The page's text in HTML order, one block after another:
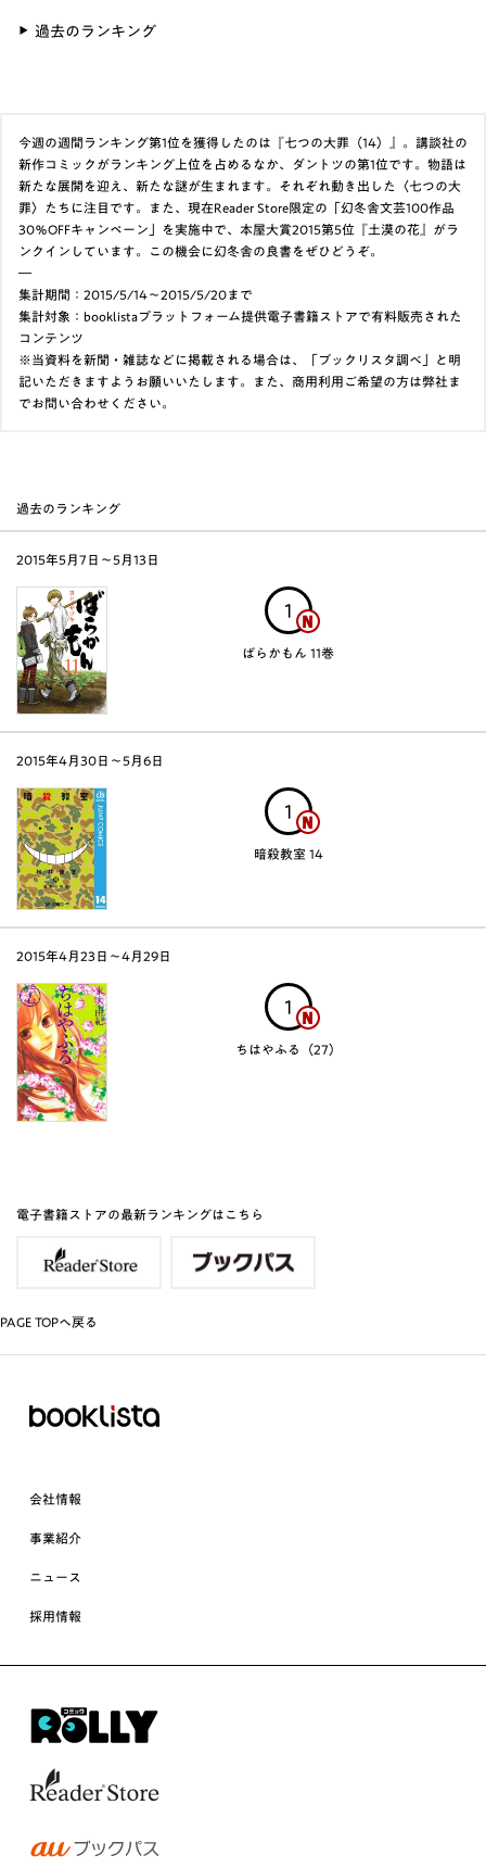
過去のランキング
今週の週間ランキング第1位を獲得したのは『七つの大罪（14）』。講談社の
新作コミックがランキング上位を占めるなか、ダントツの第1位です。物語は
新たな展開を迎え、新たな謎が生まれます。それぞれ動き出した〈七つの大
罪〉たちに注目です。また、現在Reader Store限定の「幻冬舎文芸100作品
30％OFFキャンペーン」を実施中で、本屋大賞2015第5位『土漠の花』がラ
ンクインしています。この機会に幻冬舎の良書をぜひどうぞ。
―
集計期間：2015/5/14～2015/5/20まで
集計対象：booklistaプラットフォーム提供電子書籍ストアで有料販売された
コンテンツ
※当資料を新聞・雑誌などに掲載される場合は、「ブックリスタ調べ」と明
記いただきますようお願いいたします。また、商用利用ご希望の方は弊社ま
でお問い合わせください。
過去のランキング
2015年5月7日〜5月13日
1
ばらかもん 11巻
2015年4月30日〜5月6日
1
暗殺教室 14
2015年4月23日〜4月29日
1
ちはやふる（27）
電子書籍ストアの最新ランキングはこちら
PAGE TOPへ戻る
会社情報
事業紹介
ニュース
採用情報